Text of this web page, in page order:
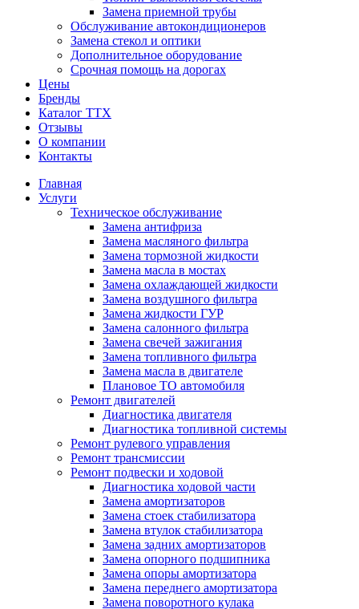
Замена приемной трубы
Обслуживание автокондиционеров
Замена стекол и оптики
Дополнительное оборудование
Срочная помощь на дорогах
Цены
Бренды
Каталог ТТХ
Отзывы
О компании
Контакты
Главная
Услуги
Техническое обслуживание
Замена антифриза
Замена масляного фильтра
Замена тормозной жидкости
Замена масла в мостах
Замена охлаждающей жидкости
Замена воздушного фильтра
Замена жидкости ГУР
Замена салонного фильтра
Замена свечей зажигания
Замена топливного фильтра
Замена масла в двигателе
Плановое ТО автомобиля
Ремонт двигателей
Диагностика двигателя
Диагностика топливной системы
Ремонт рулевого управления
Ремонт трансмиссии
Ремонт подвески и ходовой
Диагностика ходовой части
Замена амортизаторов
Замена стоек стабилизатора
Замена втулок стабилизатора
Замена задних амортизаторов
Замена опорного подшипника
Замена опоры амортизатора
Замена переднего амортизатора
Замена поворотного кулака